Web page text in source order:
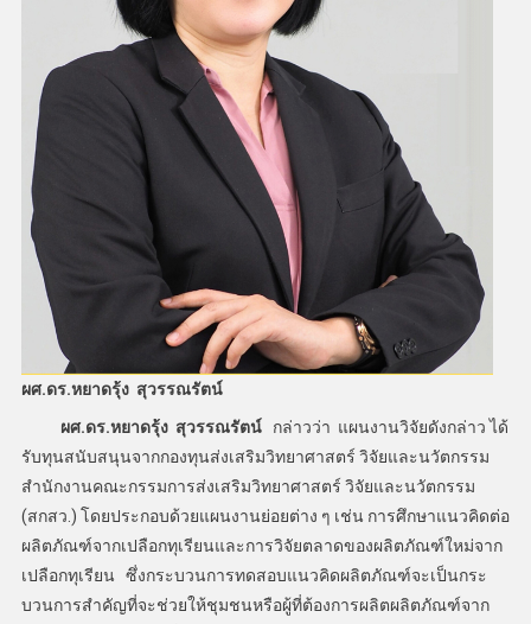
ผศ.ดร.หยาดรุ้ง สุวรรณรัตน์
ผศ.ดร.หยาดรุ้ง สุวรรณรัตน์กล่าวว่า แผนงานวิจัยดังกล่าว ได้
รับทุนสนับสนุนจากกองทุนส่งเสริมวิทยาศาสตร์ วิจัยและนวัตกรรม
สำนักงานคณะกรรมการส่งเสริมวิทยาศาสตร์ วิจัยและนวัตกรรม
(สกสว.) โดยประกอบด้วยแผนงานย่อยต่าง ๆ เช่น การศึกษาแนวคิดต่อ
ผลิตภัณฑ์จากเปลือกทุเรียนและการวิจัยตลาดของผลิตภัณฑ์ใหม่จาก
เปลือกทุเรียน ซึ่งกระบวนการทดสอบแนวคิดผลิตภัณฑ์จะเป็นกระ
บวนการสำคัญที่จะช่วยให้ชุมชนหรือผู้ที่ต้องการผลิตผลิตภัณฑ์จาก